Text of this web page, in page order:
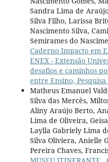
Sandra Lima de
Silva Filho, Larissa
Nascimento Silva,
Semirames do
Caderno Impacto em
ENEX - Extensão
desafios e caminhos
entre Ensino,
Matheus Emanuel
Silva das Mercês,
Aliny Araújo Berto,
Lima de Oliveira,
Laylla Gabriely Lima
Silva Oliviera, Anielle
Pereira Chaves,